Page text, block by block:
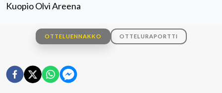
Kuopio Olvi Areena
OTTELUENNAKKO OTTELURAPORTTI